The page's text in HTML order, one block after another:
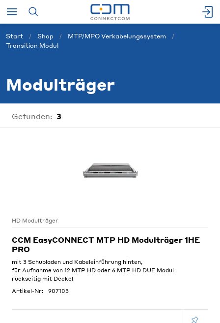
Start Shop
MTP/MPO Verkabelungssystem
Transition Modul
Modulträger
Gefunden: 3
HD Modulträger
CCM EasyCONNECT MTP HD Modulträger 1HE
PRO
mit 3 Schubladen und Kabeleinführung hinten,
für Aufnahme von 12 MTP HD oder 6 MTP HD DUE Modul
rückseitig mit Deckel
Artikel-Nr:
907103